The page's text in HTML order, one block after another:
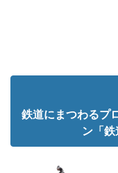
鉄道にまつわるプ
ン「鉄